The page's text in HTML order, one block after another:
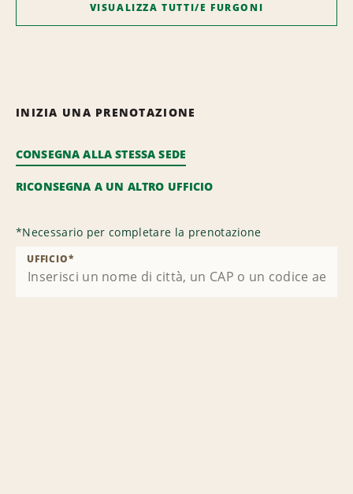
VISUALIZZA TUTTI/E FURGONI
INIZIA UNA PRENOTAZIONE
CONSEGNA ALLA STESSA SEDE
RICONSEGNA A UN ALTRO UFFICIO
*Necessario per completare la prenotazione
UFFICIO*